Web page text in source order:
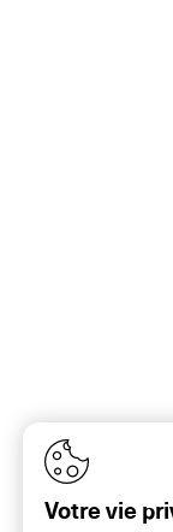
Votre vie